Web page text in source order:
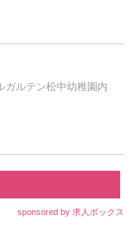
ガルテン松中幼稚園内
sponsored by 求人ボックス